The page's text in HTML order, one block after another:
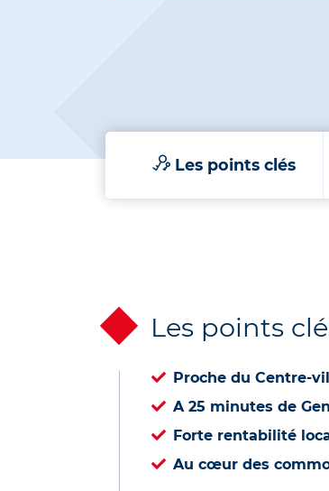
Les points clés
Les points
Proche du Centre-
A 25 minutes de
Forte rentabilité
Au cœur des